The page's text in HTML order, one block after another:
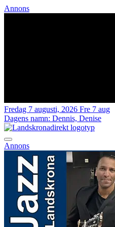
Annons
Fredag 7 augusti, 2026 Fre 7 aug
Dagens namn: Dennis, Denise
Annons